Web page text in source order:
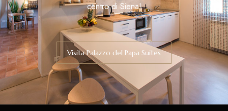
centro di Siena!
Visita Palazzo del Papa Suites